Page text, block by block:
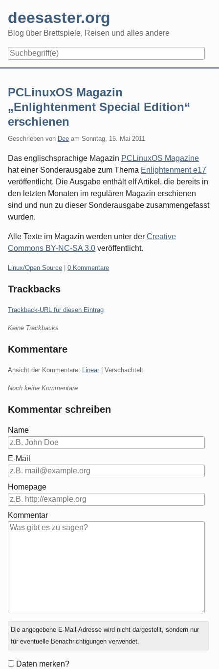
content
deesaster.org
Blog über Brettspiele, Reisen und alles andere
PCLinuxOS Magazin
„Enlightenment Special Edition“
erschienen
Geschrieben von Dee am Sonntag, 15. Mai 2011
Das englischsprachige Magazin PCLinuxOS Magazine
hat einer Sonderausgabe zum Thema Enlightenment e17
veröffentlicht. Die Ausgabe enthält elf Artikel, die bereits in
den letzten Monaten im regulären Magazin erschienen
sind und nun zu dieser Sonderausgabe zusammengefasst
wurden.
Alle Texte im Magazin werden unter der Creative
Commons BY-NC-SA 3.0 veröffentlicht.
Kategorien:
Linux/Open Source 0 Kommentare
Trackbacks
Trackback-URL für diesen Eintrag
Keine Trackbacks
Kommentare
Ansicht der Kommentare: Linear | Verschachtelt
Noch keine Kommentare
Kommentar schreiben
Name
E-Mail
Homepage
Kommentar
Antwort
zu
Die angegebene E-Mail-Adresse wird nicht dargestellt, sondern nur
für eventuelle Benachrichtigungen verwendet.
Formular-
Daten merken?